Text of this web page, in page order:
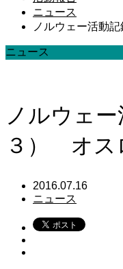
ニュース
ノルウェー活動
ニュース
ノルウェ
３） オス
2016.07.16
ニュース